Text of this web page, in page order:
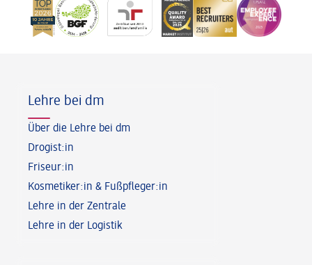
Lehre bei dm
Über die Lehre bei dm
Drogist:in
Friseur:in
Kosmetiker:in & Fußpfleger:in
Lehre in der Zentrale
Lehre in der Logistik